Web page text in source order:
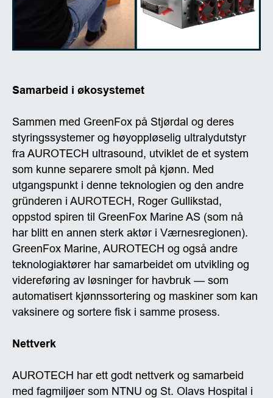
Samarbeid i økosystemet
Sammen med GreenFox på Stjørdal og deres
styringssystemer og høyoppløselig ultralydutstyr
fra AUROTECH ultrasound, utviklet de et system
som kunne separere smolt på kjønn. Med
utgangspunkt i denne teknologien og den andre
gründeren i AUROTECH, Roger Gullikstad,
oppstod spiren til GreenFox Marine AS (som nå
har blitt en annen sterk aktør i Værnesregionen).
GreenFox Marine, AUROTECH og også andre
teknologiaktører har samarbeidet om utvikling og
videreføring av løsninger for havbruk — som
automatisert kjønnssortering og maskiner som kan
vaksinere og sortere fisk i samme prosess.
Nettverk
AUROTECH har ett godt nettverk og samarbeid
med fagmiljøer som NTNU og St. Olavs Hospital i